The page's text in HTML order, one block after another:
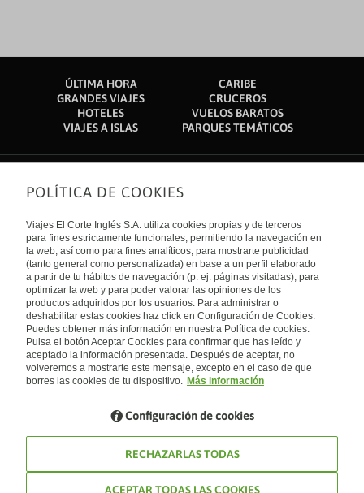
ÚLTIMA HORA
CARIBE
GRANDES VIAJES
CRUCEROS
HOTELES
VUELOS BARATOS
VIAJES A ISLAS
PARQUES TEMÁTICOS
Sobre nosotros
Quiénes somos
Financiación
Sostenibilidad
Turismo accesible
Tarjeta El Corte Inglés
Trabaja con nosotros
El Corte Inglés
Canal Ético
Enlaces de interés
Guías de viaje
Catálogos
Auto check-in
Condiciones Generales
Política de privacidad
Política de cookies
Accesibilidad
Empresas/ Grupos
Internacional
España
Visita nuestro blog
Blog de Viajes el Corte inglés
POLÍTICA DE COOKIES
Viajes El Corte Inglés S.A. utiliza cookies propias y de terceros
para fines estrictamente funcionales, permitiendo la navegación en
la web, así como para fines analíticos, para mostrarte publicidad
(tanto general como personalizada) en base a un perfil elaborado
a partir de tu hábitos de navegación (p. ej. páginas visitadas), para
optimizar la web y para poder valorar las opiniones de los
productos adquiridos por los usuarios. Para administrar o
deshabilitar estas cookies haz click en Configuración de Cookies.
Puedes obtener más información en nuestra Política de cookies.
Pulsa el botón Aceptar Cookies para confirmar que has leído y
aceptado la información presentada. Después de aceptar, no
volveremos a mostrarte este mensaje, excepto en el caso de que
borres las cookies de tu dispositivo. Más información
Configuración de cookies
RECHAZARLAS TODAS
ACEPTAR TODAS LAS COOKIES